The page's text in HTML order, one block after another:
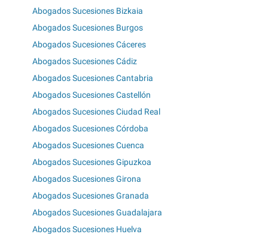
Abogados Sucesiones Bizkaia
Abogados Sucesiones Burgos
Abogados Sucesiones Cáceres
Abogados Sucesiones Cádiz
Abogados Sucesiones Cantabria
Abogados Sucesiones Castellón
Abogados Sucesiones Ciudad Real
Abogados Sucesiones Córdoba
Abogados Sucesiones Cuenca
Abogados Sucesiones Gipuzkoa
Abogados Sucesiones Girona
Abogados Sucesiones Granada
Abogados Sucesiones Guadalajara
Abogados Sucesiones Huelva